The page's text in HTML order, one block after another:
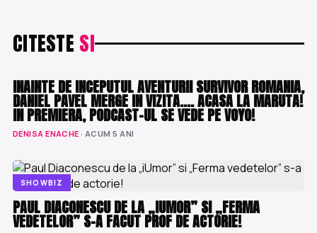
CITESTE SI
INAINTE DE INCEPUTUL AVENTURII SURVIVOR ROMANIA,
DANIEL PAVEL MERGE IN VIZITA…. ACASA LA MARUTA!
IN PREMIERA, PODCAST-UL SE VEDE PE VOYO!
DENISA ENACHE · ACUM 5 ANI
SHOWBIZ
PAUL DIACONESCU DE LA „IUMOR” SI „FERMA
VEDETELOR” S-A FACUT PROF DE ACTORIE!